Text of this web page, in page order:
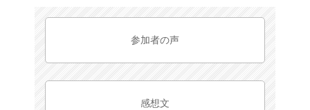
参加者の声
感想文